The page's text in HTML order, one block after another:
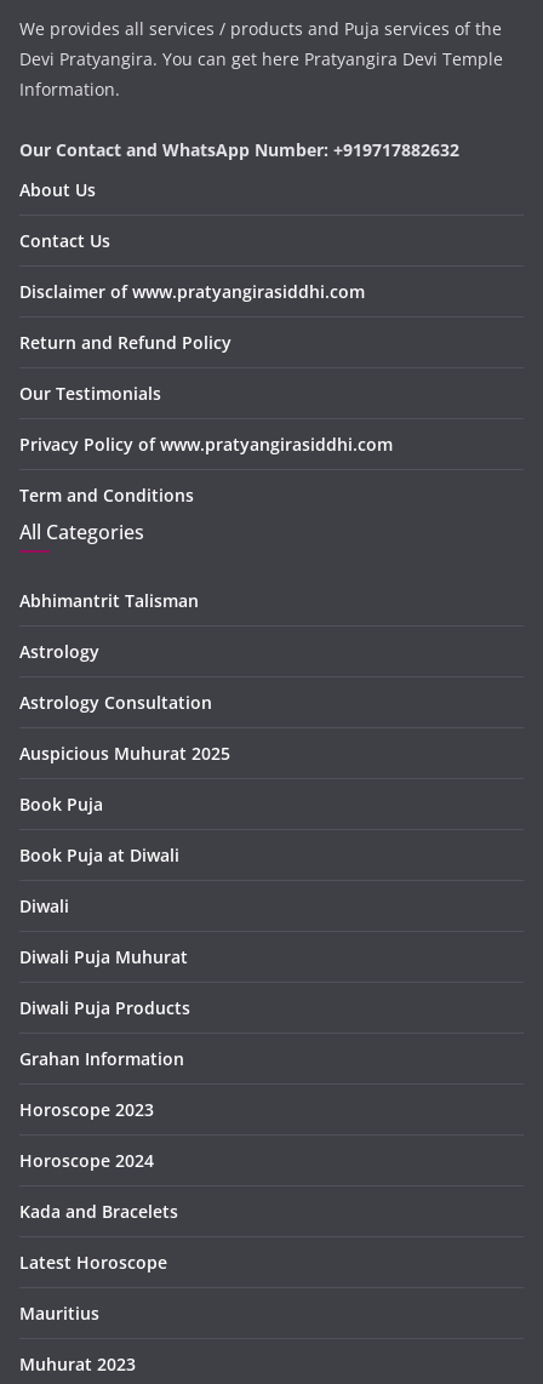
We provides all services / products and Puja services of the
Devi Pratyangira. You can get here Pratyangira Devi Temple
Information.
Our Contact and WhatsApp Number: +919717882632
About Us
Contact Us
Disclaimer of www.pratyangirasiddhi.com
Return and Refund Policy
Our Testimonials
Privacy Policy of www.pratyangirasiddhi.com
Term and Conditions
All Categories
Abhimantrit Talisman
Astrology
Astrology Consultation
Auspicious Muhurat 2025
Book Puja
Book Puja at Diwali
Diwali
Diwali Puja Muhurat
Diwali Puja Products
Grahan Information
Horoscope 2023
Horoscope 2024
Kada and Bracelets
Latest Horoscope
Mauritius
Muhurat 2023